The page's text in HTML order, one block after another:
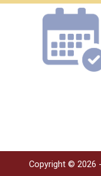
Copyright © 2026